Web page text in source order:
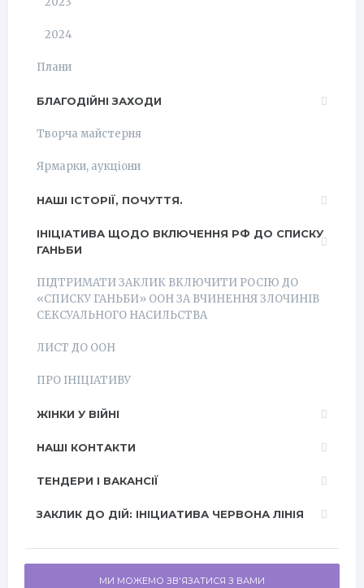
2024
Плани
БЛАГОДІЙНІ ЗАХОДИ
Творча майстерня
Ярмарки, аукціони
НАШІ ІСТОРІЇ, ПОЧУТТЯ.
ІНІЦІАТИВА ЩОДО ВКЛЮЧЕННЯ РФ ДО СПИСКУ
ГАНЬБИ
ПІДТРИМАТИ ЗАКЛИК ВКЛЮЧИТИ РОСІЮ ДО
«СПИСКУ ГАНЬБИ» ООН ЗА ВЧИНЕННЯ ЗЛОЧИНІВ
СЕКСУАЛЬНОГО НАСИЛЬСТВА
ЛИСТ ДО ООН
ПРО ІНІЦІАТИВУ
ЖІНКИ У ВІЙНІ
НАШІ КОНТАКТИ
ТЕНДЕРИ І ВАКАНСІЇ
ЗАКЛИК ДО ДІЙ: ІНІЦИАТИВА ЧЕРВОНА ЛІНІЯ
МИ МОЖЕМО ЗВ'ЯЗАТИСЯ З ВАМИ